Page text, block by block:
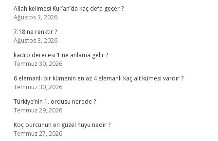
Allah kelimesi Kur’an’da kaç defa geçer ?
Ağustos 3, 2026
7.18 ne renktir ?
Ağustos 3, 2026
kadro derecesi 1 ne anlama gelir ?
Temmuz 30, 2026
6 elemanlı bir kümenin en az 4 elemanlı kaç alt kümesi vardır ?
Temmuz 30, 2026
Türkiye’nin 1. ordusu nerede ?
Temmuz 29, 2026
Koç burcunun en güzel huyu nedir ?
Temmuz 27, 2026